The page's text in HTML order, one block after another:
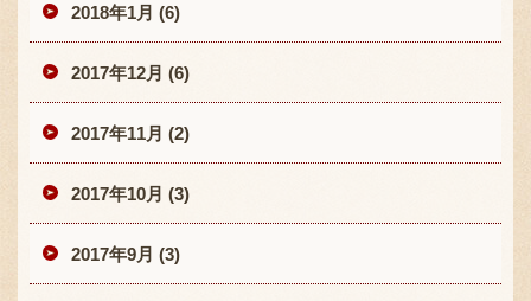
2018年1月 (6)
2017年12月 (6)
2017年11月 (2)
2017年10月 (3)
2017年9月 (3)